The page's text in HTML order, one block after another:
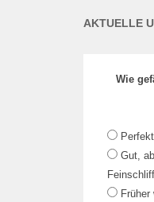
AKTUELLE
Wie
Perfekt
Gut,
Feinschliff